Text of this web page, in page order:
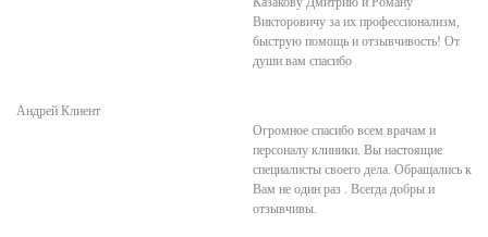
Викторовичу за их профессионализм,
быструю помощь и отзывчивость! От
души вам спасибо
Андрей Клиент
Огромное спасибо всем врачам и
персоналу клиники. Вы настоящие
специалисты своего дела. Обращались к
Вам не один раз . Всегда добры и
отзывчивы.